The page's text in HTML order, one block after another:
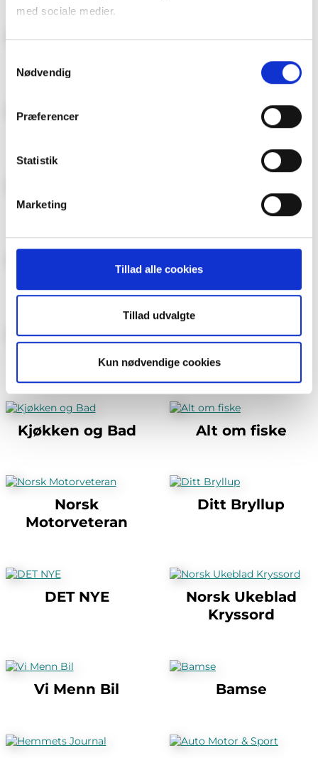
med sociale medier.
være opmærksom på, at vores hjemmeside muligvis ikke
fungerer optimalt, hvis du ikke accepterer cookies eller
tilbagetrækker et samtykke. Du kan læse mere om vores
brug af cookies og behandling af dine personoplysninger i
voresprivatlivspolitik
Nødvendig
Præferencer
Statistik
Marketing
Tillad alle cookies
Tillad udvalgte
Kun nødvendige cookies
Maison Interiør
Lev Landlig
Maison Mat og Vin Foreldre & Barn
Vi Menn Tema Bo Bygg og Bolig
Kjøkken og Bad Alt om fiske
Norsk
Motorveteran
Ditt Bryllup
DET NYE
Norsk Ukeblad
Kryssord
Vi Menn Bil Bamse